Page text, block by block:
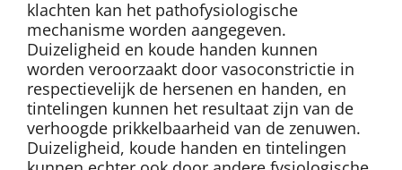
klachten kan het pathofysiologische
mechanisme worden aangegeven.
Duizeligheid en koude handen kunnen
worden veroorzaakt door vasoconstrictie in
respectievelijk de hersenen en handen, en
tintelingen kunnen het resultaat zijn van de
verhoogde prikkelbaarheid van de zenuwen.
Duizeligheid, koude handen en tintelingen